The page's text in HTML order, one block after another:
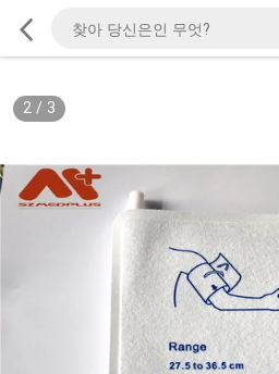
2/ 3